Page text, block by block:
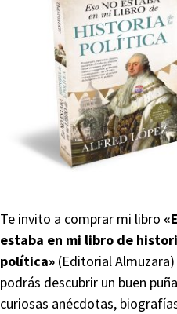
Te invito a comprar mi libro
estaba en mi libro de
política»(Editorial
podrás descubrir un buen
curiosas anécdotas,